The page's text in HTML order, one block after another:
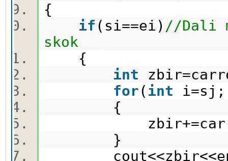
{
if (si==ei) //Dali
skok
{
int
for( int
{
}